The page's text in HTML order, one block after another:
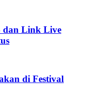
dan Link Live
di Festival